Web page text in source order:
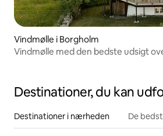
Vindmølle i Borgholm
Vindmølle med den bedste udsigt
Destinationer, du kan
Destinationer i nærheden De